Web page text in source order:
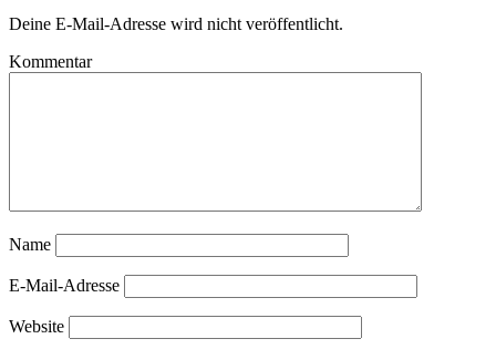
Deine E-Mail-Adresse wird nicht veröffentlicht.
Kommentar
Name
E-Mail-Adresse
Website